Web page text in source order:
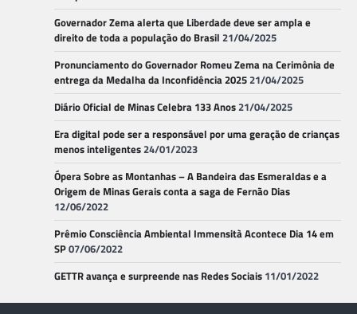
Governador Zema alerta que Liberdade deve ser ampla e
direito de toda a população do Brasil 21/04/2025
Pronunciamento do Governador Romeu Zema na Cerimônia de
entrega da Medalha da Inconfidência 202521/04/2025
Diário Oficial de Minas Celebra 133 Anos21/04/2025
Era digital pode ser a responsável por uma geração de crianças
menos inteligentes24/01/2023
Ópera Sobre as Montanhas – A Bandeira das Esmeraldas e a
Origem de Minas Gerais conta a saga de Fernão Dias
12/06/2022
Prêmio Consciência Ambiental Immensità Acontece Dia 14 em
SP07/06/2022
GETTR avança e surpreende nas Redes Sociais 11/01/2022